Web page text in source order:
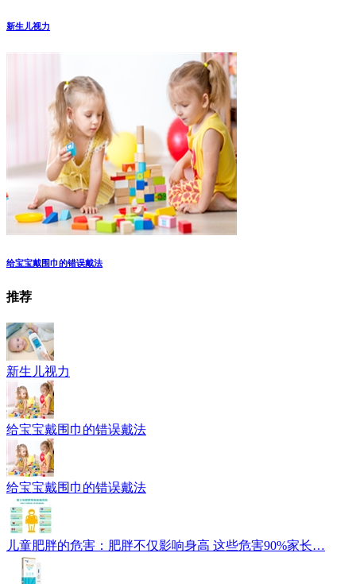
新生儿视力
给宝宝戴围巾的错误戴法
推荐
新生儿视力
给宝宝戴围巾的错误戴法
给宝宝戴围巾的错误戴法
儿童肥胖的危害：肥胖不仅影响身高 这些危害90%家长…